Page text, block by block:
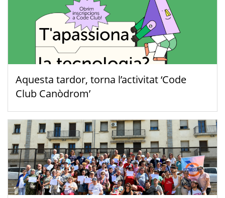
Aquesta tardor, torna l’activitat ‘Code
Club Canòdrom’